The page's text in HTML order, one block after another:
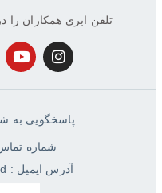
تلفن ابری همکاران را
پاسخگویی به
شماره تماس :
آدرس ایمیل : info@hamkaran.cloud